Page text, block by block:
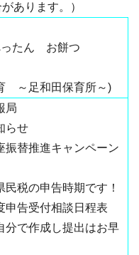
あります。）
ったん お餅つ
～足和田保育所～)
局
らせ
振替推進キャンペーン
民税の申告時期です！
申告受付相談日程表
分で作成し提出はお早